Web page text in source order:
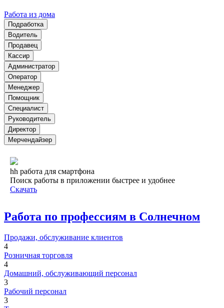
Работа из дома
Подработка
Водитель
Продавец
Кассир
Администратор
Оператор
Менеджер
Помощник
Специалист
Руководитель
Директор
Мерчендайзер
hh работа для смартфона
Поиск работы в приложении быстрее и удобнее
Скачать
Работа по профессиям в Солнечном
Продажи, обслуживание клиентов
4
Розничная торговля
4
Домашний, обслуживающий персонал
3
Рабочий персонал
3